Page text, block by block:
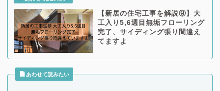
【新居の住宅工事を解説⑨】大
工入り5,6週目無垢フローリング
完了、サイディング張り間違え
てますよ
あわせて読みたい